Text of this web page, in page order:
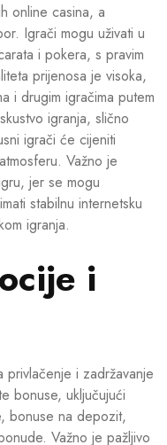
online casina, a
Igrači mogu uživati u
i pokera, s pravim
prijenosa je visoka,
i drugim igračima putem
igranja, slično
igrači će cijeniti
Važno je
jer se mogu
stabilnu internetsku
igranja.
i
privlačenje i zadržavanje
bonuse, uključujući
bonuse na depozit,
Važno je pažljivo